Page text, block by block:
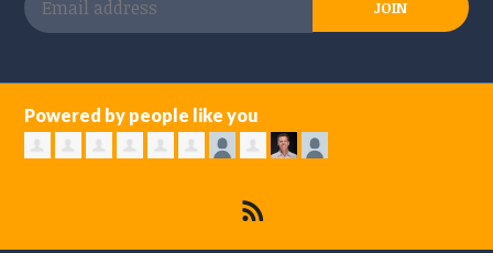
Powered by people like you